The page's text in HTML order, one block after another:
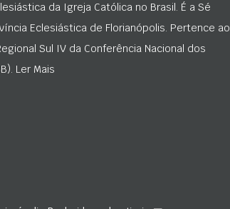
da Igreja Católica no Brasil. É a Sé
Eclesiástica de Florianópolis. Pertence ao
Sul IV da Conferência Nacional dos
Ler Mais